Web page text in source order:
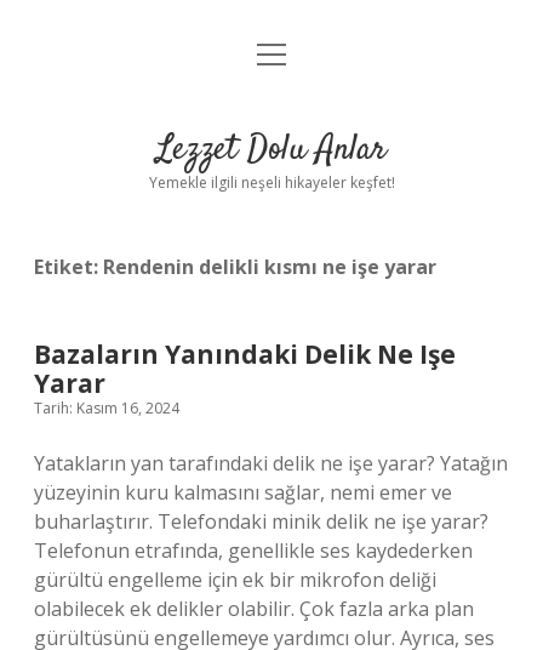
Anasayfa
Yasal Uyarı
menüyü
Lezzet Dolu Anlar
Yemekle ilgili neşeli hikayeler keşfet!
Etiket: Rendenin delikli kısmı ne işe yarar
Bazaların Yanındaki Delik Ne Işe
Yarar
Tarih: Kasım 16, 2024
Yatakların yan tarafındaki delik ne işe yarar? Yatağın
yüzeyinin kuru kalmasını sağlar, nemi emer ve
buharlaştırır. Telefondaki minik delik ne işe yarar?
Telefonun etrafında, genellikle ses kaydederken
gürültü engelleme için ek bir mikrofon deliği
olabilecek ek delikler olabilir. Çok fazla arka plan
gürültüsünü engellemeye yardımcı olur. Ayrıca, ses